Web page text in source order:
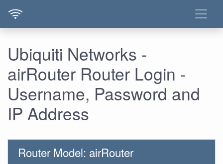
Ubiquiti Networks -
airRouter Router Login -
Username, Password and
IP Address
Router Model: airRouter